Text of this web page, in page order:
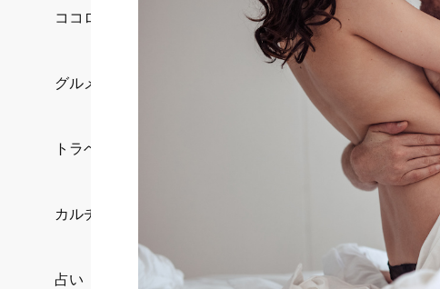
ココロ/カラダ
グルメ
トラベル
カルチャー/エンタメ
占い